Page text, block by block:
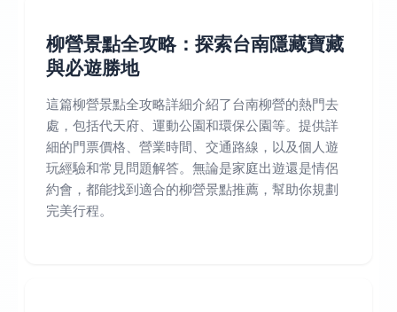
柳營景點全攻略：探索台南隱藏寶藏
與必遊勝地
這篇柳營景點全攻略詳細介紹了台南柳營的熱門去
處，包括代天府、運動公園和環保公園等。提供詳
細的門票價格、營業時間、交通路線，以及個人遊
玩經驗和常見問題解答。無論是家庭出遊還是情侶
約會，都能找到適合的柳營景點推薦，幫助你規劃
完美行程。